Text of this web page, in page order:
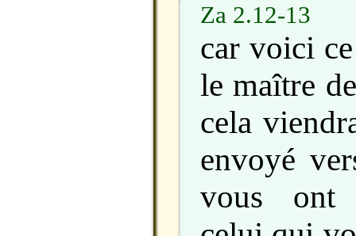
Za 2.12-13
car voici
le maître
cela
envoyé
vous ont